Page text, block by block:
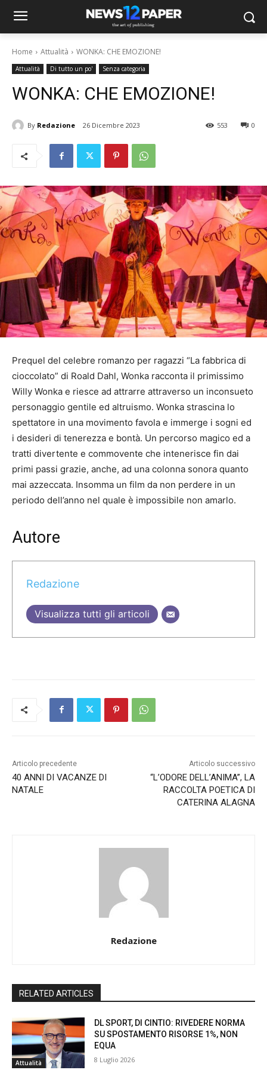
Home Attualità WONKA: CHE EMOZIONE!
Attualità Di tutto un po' Senza categoria
WONKA: CHE EMOZIONE!
By Redazione 26 Dicembre 2023 0
553
Prequel del celebre romanzo per ragazzi “La fabbrica di
cioccolato” di Roald Dahl, Wonka racconta il primissimo
Willy Wonka e riesce ad attrarre attraverso un inconsueto
personaggio gentile ed altruismo. Wonka strascina lo
spettatore in una movimento favola e immerge i sogni ed
i desideri di tenerezza e bontà. Un percorso magico ed a
tratti divertente e commovente che intenerisce fin dai
primi passi grazie, anche, ad una colonna sonora quanto
mai azzeccata. Insomma un film da non perdere in un
periodo dell’anno nel quale è impossibile non amarlo.
Autore
Redazione
Visualizza tutti gli articoli
Articolo precedente
40 ANNI DI VACANZE DI
NATALE
Articolo successivo
“L’ODORE DELL’ANIMA”, LA
RACCOLTA POETICA DI
CATERINA ALAGNA
Redazione
RELATED ARTICLES
Attualità
DL SPORT, DI CINTIO: RIVEDERE NORMA
SU SPOSTAMENTO RISORSE 1%, NON
EQUA
8 Luglio 2026